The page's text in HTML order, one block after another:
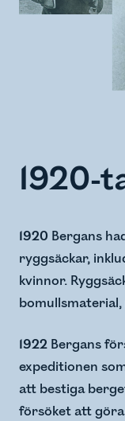
1920-
1920 Bergans
ryggsäckar,
kvinnor.
1922 Bergans
expeditionen
att bestiga
försöket att göra